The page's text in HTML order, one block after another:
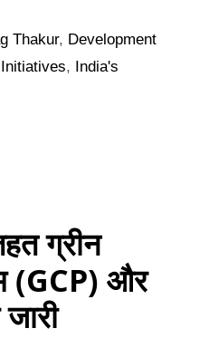
Thakur, Development
, India's
ग्रीन
(GCP) और